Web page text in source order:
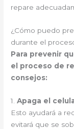
repare
¿Cómo puedo
durante el
Para prevenir
el proceso de
consejos:
1.Apaga el
Esto ayudará a
evitará que se